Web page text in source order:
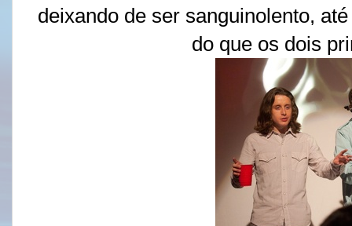
deixando de ser sanguinolento,
do que os dois